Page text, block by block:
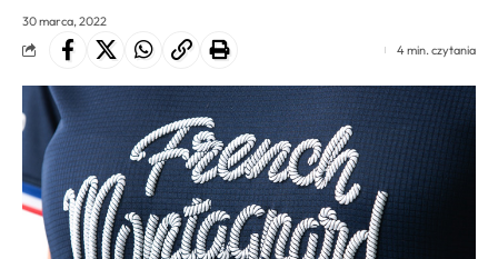
30 marca, 2022
4 min. czytania